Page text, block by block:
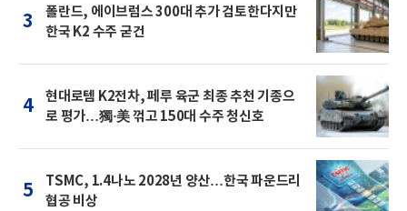
3
폴란드, 에이브럼스 300대 추가 검토한다지만
한국 K2 수주 굳건
4
현대로템 K2전차, 페루 육군 최종 추천 기종으
로 평가…獨·美 꺾고 150대 수주 청신호
5
TSMC, 1.4나노 2028년 양산…한국 파운드리
협공 비상